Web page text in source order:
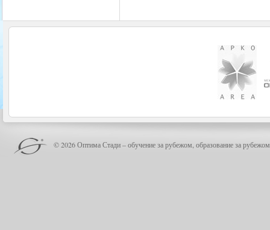
© 2026 Оптима Стади – обучение за рубежом, образование за